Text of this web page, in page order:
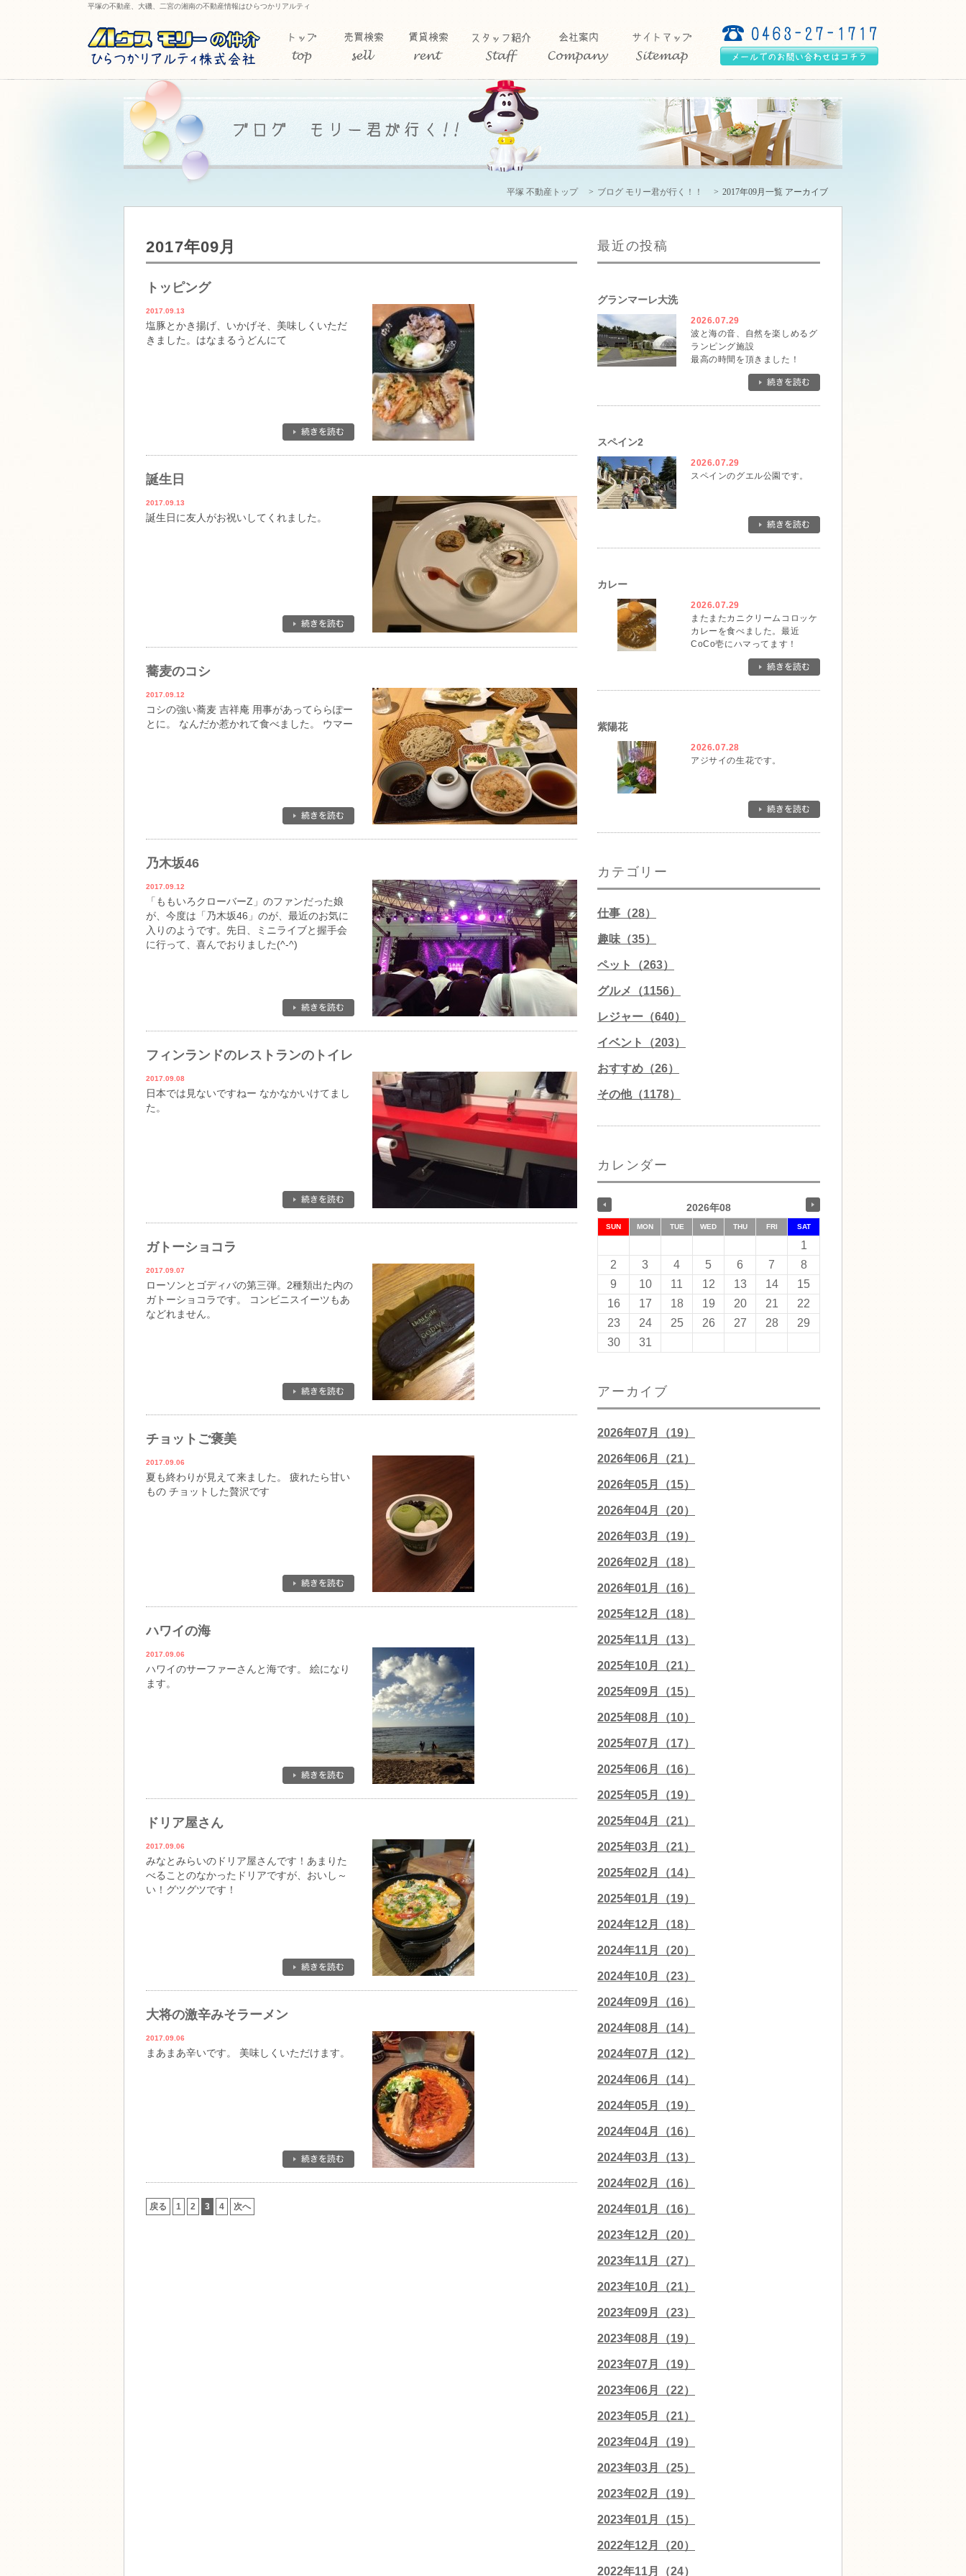
平塚の不動産、大磯、二宮の湘南の不動産情報はひらつかリアルティ
平塚 不動産トップ ブログ モリー君が行く！！ 2017年09月一覧 アーカイブ
2017年09月
トッピング
2017.09.13
塩豚とかき揚げ、いかげそ、美味しくいただ
きました。はなまるうどんにて
誕生日
2017.09.13
誕生日に友人がお祝いしてくれました。
蕎麦のコシ
2017.09.12
コシの強い蕎麦 吉祥庵 用事があってららぽー
とに。 なんだか惹かれて食べました。 ウマー
乃木坂46
2017.09.12
「ももいろクローバーZ」のファンだった娘
が、今度は「乃木坂46」のが、最近のお気に
入りのようです。先日、ミニライブと握手会
に行って、喜んでおりました(^-^)
フィンランドのレストランのトイレ
2017.09.08
日本では見ないですねー なかなかいけてまし
た。
ガトーショコラ
2017.09.07
ローソンとゴディバの第三弾。2種類出た内の
ガトーショコラです。 コンビニスイーツもあ
などれません。
チョットご褒美
2017.09.06
夏も終わりが見えて来ました。 疲れたら甘い
もの チョットした贅沢です
ハワイの海
2017.09.06
ハワイのサーファーさんと海です。 絵になり
ます。
ドリア屋さん
2017.09.06
みなとみらいのドリア屋さんです！あまりた
べることのなかったドリアですが、おいし～
い！グツグツです！
大将の激辛みそラーメン
2017.09.06
まあまあ辛いです。 美味しくいただけます。
戻る 1 2 3 4 次へ
最近の投稿
グランマーレ大洗
2026.07.29
波と海の音、自然を楽しめるグ
ランピング施設
最高の時間を頂きました！
スペイン2
2026.07.29
スペインのグエル公園です。
カレー
2026.07.29
またまたカニクリームコロッケ
カレーを食べました。最近
CoCo壱にハマってます！
紫陽花
2026.07.28
アジサイの生花です。
カテゴリー
仕事（28）
趣味（35）
ペット（263）
グルメ（1156）
レジャー（640）
イベント（203）
おすすめ（26）
その他（1178）
カレンダー
2026年08
SUN MON TUE WED THU FRI SAT
1
2
3 4 5 6 7
8
9
10 11 12 13 14
15
16
17 18 19 20 21
22
23
24 25 26 27 28
29
30
31
アーカイブ
2026年07月（19）
2026年06月（21）
2026年05月（15）
2026年04月（20）
2026年03月（19）
2026年02月（18）
2026年01月（16）
2025年12月（18）
2025年11月（13）
2025年10月（21）
2025年09月（15）
2025年08月（10）
2025年07月（17）
2025年06月（16）
2025年05月（19）
2025年04月（21）
2025年03月（21）
2025年02月（14）
2025年01月（19）
2024年12月（18）
2024年11月（20）
2024年10月（23）
2024年09月（16）
2024年08月（14）
2024年07月（12）
2024年06月（14）
2024年05月（19）
2024年04月（16）
2024年03月（13）
2024年02月（16）
2024年01月（16）
2023年12月（20）
2023年11月（27）
2023年10月（21）
2023年09月（23）
2023年08月（19）
2023年07月（19）
2023年06月（22）
2023年05月（21）
2023年04月（19）
2023年03月（25）
2023年02月（19）
2023年01月（15）
2022年12月（20）
2022年11月（24）